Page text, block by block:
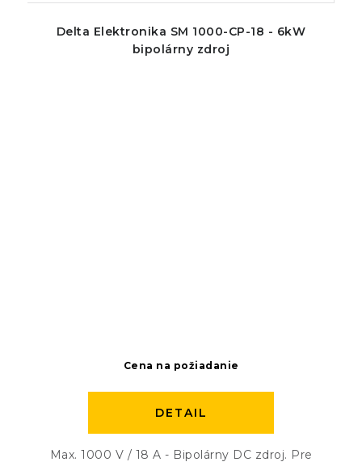
Delta Elektronika SM 1000-CP-18 - 6kW
bipolárny zdroj
Cena na požiadanie
DETAIL
Max. 1000 V / 18 A - Bipolárny DC zdroj. Pre